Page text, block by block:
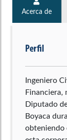
Acerca de
Perfil
Ingeniero
Financiera,
Diputado
Boyaca
obteniendo